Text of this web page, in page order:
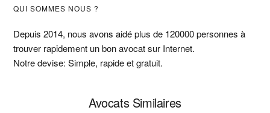
Barre
latérale
principale
QUI SOMMES NOUS ?
Depuis 2014, nous avons aidé plus de 120000 personnes à
trouver rapidement un bon avocat sur Internet.
Notre devise: Simple, rapide et gratuit.
Avocats Similaires